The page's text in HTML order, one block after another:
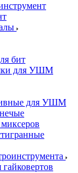
бит
для УШМ
для УШМ
гайковертов